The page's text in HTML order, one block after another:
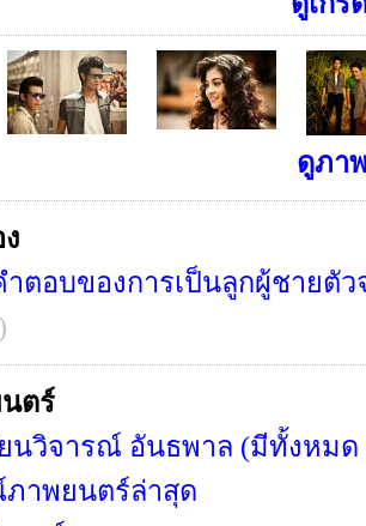
ดูภา
ตอบของการเป็นลูกผู้ชายตัว
ตร์
นวิจารณ์ อันธพาล (มีทั้งหมด
าพยนตร์ล่าสุด